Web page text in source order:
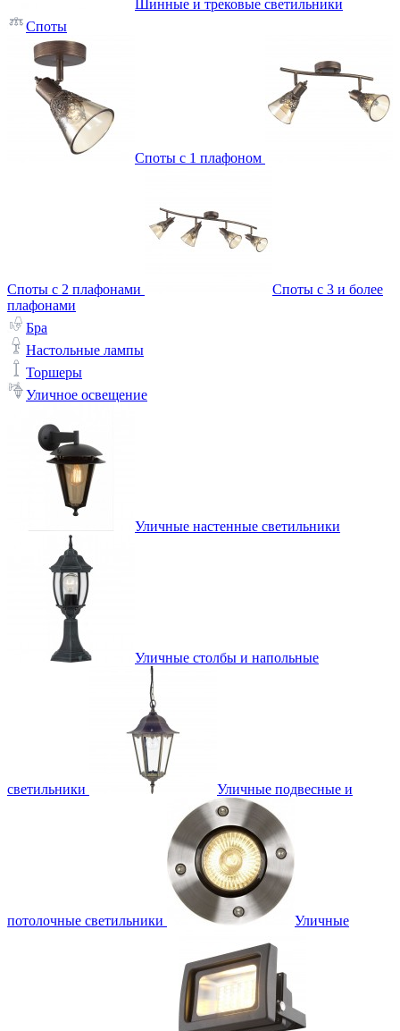
Шинные и трековые светильники
Споты
Споты с 1 плафоном
Споты с 2 плафонами
Споты с 3 и более
плафонами
Бра
Настольные лампы
Торшеры
Уличное освещение
Уличные настенные светильники
Уличные столбы и напольные
светильники Уличные подвесные и
потолочные светильники Уличные